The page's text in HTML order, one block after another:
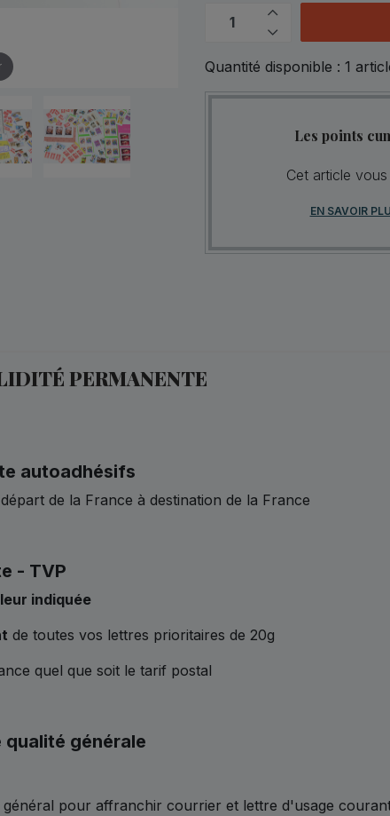
Quantité disponible : 1
Les points
Cet article
EN SAVOIR
PERMANENTE
autoadhésifs
de la France à destination de la France
- TVP
indiquée
de toutes vos lettres prioritaires de 20g
quel que soit le tarif postal
générale
pour affranchir courrier et lettre d'usage